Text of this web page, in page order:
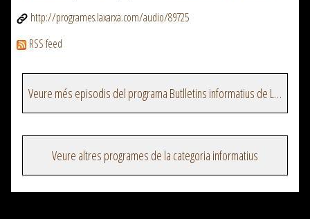
http://programes.laxarxa.com/audio/89725
RSS feed
Veure més episodis del programa Butlletins informatius de La Xarxa
Veure altres programes de la categoria informatius